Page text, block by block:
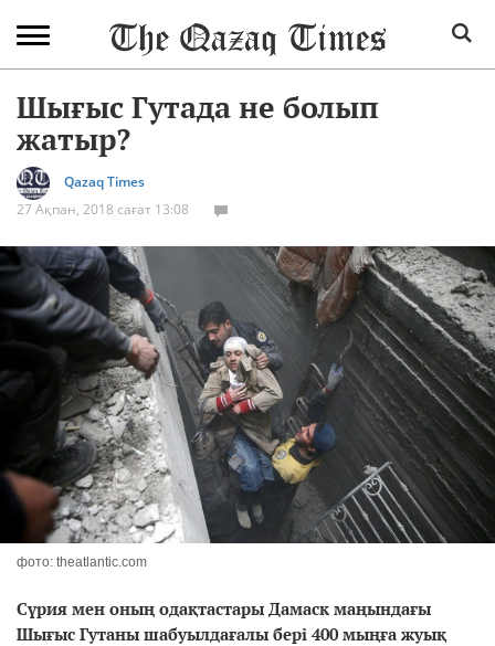
Шығыс Гутада не болып
жатыр?
Qazaq Times
27 Ақпан, 2018 сағат 13:08
фото: theatlantic.com
Сүрия мен оның одақтастары Дамаск маңындағы
Шығыс Гутаны шабуылдағалы бері 400 мыңға жуық